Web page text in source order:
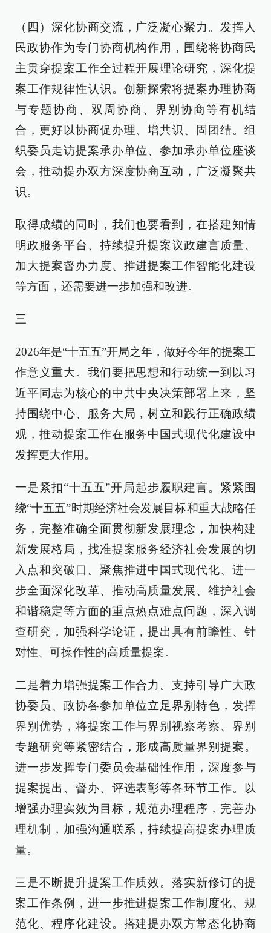
（四）深化协商交流，广泛凝心聚力。发挥人
民政协作为专门协商机构作用，围绕将协商民
主贯穿提案工作全过程开展理论研究，深化提
案工作规律性认识。创新探索将提案办理协商
与专题协商、双周协商、界别协商等有机结
合，更好以协商促办理、增共识、固团结。组
织委员走访提案承办单位、参加承办单位座谈
会，推动提办双方深度协商互动，广泛凝聚共
识。
取得成绩的同时，我们也要看到，在搭建知情
明政服务平台、持续提升提案议政建言质量、
加大提案督办力度、推进提案工作智能化建设
等方面，还需要进一步加强和改进。
三
2026年是“十五五”开局之年，做好今年的提案工
作意义重大。我们要把思想和行动统一到以习
近平同志为核心的中共中央决策部署上来，坚
持围绕中心、服务大局，树立和践行正确政绩
观，推动提案工作在服务中国式现代化建设中
发挥更大作用。
一是紧扣“十五五”开局起步履职建言。紧紧围
绕“十五五”时期经济社会发展目标和重大战略任
务，完整准确全面贯彻新发展理念，加快构建
新发展格局，找准提案服务经济社会发展的切
入点和突破口。聚焦推进中国式现代化、进一
步全面深化改革、推动高质量发展、维护社会
和谐稳定等方面的重点热点难点问题，深入调
查研究，加强科学论证，提出具有前瞻性、针
对性、可操作性的高质量提案。
二是着力增强提案工作合力。支持引导广大政
协委员、政协各参加单位立足界别特色，发挥
界别优势，将提案工作与界别视察考察、界别
专题研究等紧密结合，形成高质量界别提案。
进一步发挥专门委员会基础性作用，深度参与
提案提出、督办、评选表彰等各环节工作。以
增强办理实效为目标，规范办理程序，完善办
理机制，加强沟通联系，持续提高提案办理质
量。
三是不断提升提案工作质效。落实新修订的提
案工作条例，进一步推进提案工作制度化、规
范化、程序化建设。搭建提办双方常态化协商